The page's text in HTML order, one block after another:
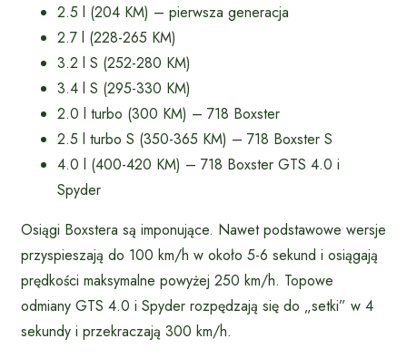
2.5 l (204 KM) – pierwsza generacja
2.7 l (228-265 KM)
3.2 l S (252-280 KM)
3.4 l S (295-330 KM)
2.0 l turbo (300 KM) – 718 Boxster
2.5 l turbo S (350-365 KM) – 718 Boxster S
4.0 l (400-420 KM) – 718 Boxster GTS 4.0 i
Spyder
Osiągi Boxstera są imponujące. Nawet podstawowe wersje
przyspieszają do 100 km/h w około 5-6 sekund i osiągają
prędkości maksymalne powyżej 250 km/h. Topowe
odmiany GTS 4.0 i Spyder rozpędzają się do „setki” w 4
sekundy i przekraczają 300 km/h.